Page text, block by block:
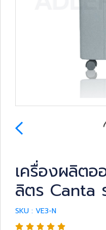
เครื่องผลิตอ
ลิตร Canta
SKU : VE3-N